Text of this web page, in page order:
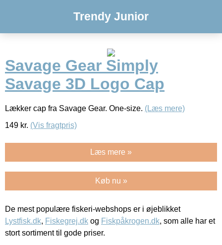
Trendy Junior
Savage Gear Simply
Savage 3D Logo Cap
Lækker cap fra Savage Gear. One-size. (Læs mere)
149 kr. (Vis fragtpris)
Læs mere »
Køb nu »
De mest populære fiskeri-webshops er i øjeblikket
Lystfisk.dk, Fiskegrej.dk og Fiskpåkrogen.dk, som alle har et
stort sortiment til gode priser.